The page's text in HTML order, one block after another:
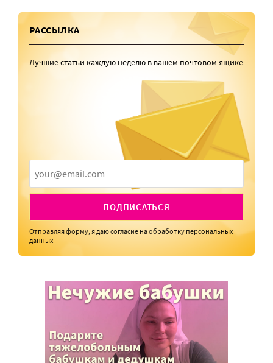
РАССЫЛКА
Лучшие статьи каждую неделю в вашем почтовом ящике
ПОДПИСАТЬСЯ
Отправляя форму, я даюсогласие на обработку персональных
данных